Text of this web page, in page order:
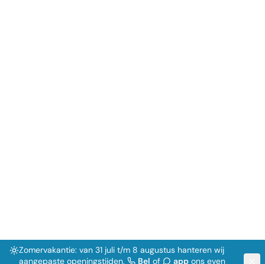
service.